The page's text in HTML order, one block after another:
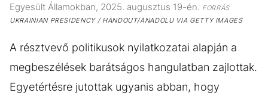
Egyesült Államokban, 2025. augusztus 19-én. FORRÁS
UKRAINIAN PRESIDENCY / HANDOUT/ANADOLU VIA GETTY IMAGES
A résztvevő politikusok nyilatkozatai alapján a
megbeszélések barátságos hangulatban zajlottak.
Egyetértésre jutottak ugyanis abban, hogy